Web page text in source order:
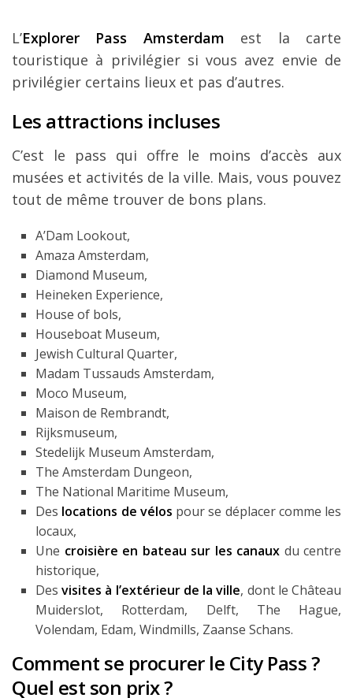
L’Explorer Pass Amsterdam est la carte
touristique à privilégier si vous avez envie de
privilégier certains lieux et pas d’autres.
Les attractions incluses
C’est le pass qui offre le moins d’accès aux
musées et activités de la ville. Mais, vous pouvez
tout de même trouver de bons plans.
A’Dam Lookout,
Amaza Amsterdam,
Diamond Museum,
Heineken Experience,
House of bols,
Houseboat Museum,
Jewish Cultural Quarter,
Madam Tussauds Amsterdam,
Moco Museum,
Maison de Rembrandt,
Rijksmuseum,
Stedelijk Museum Amsterdam,
The Amsterdam Dungeon,
The National Maritime Museum,
Des locations de vélos pour se déplacer comme les
locaux,
Une croisière en bateau sur les canaux du centre
historique,
Des visites à l’extérieur de la ville, dont le Château
Muiderslot, Rotterdam, Delft, The Hague,
Volendam, Edam, Windmills, Zaanse Schans.
Comment se procurer le City Pass ?
Quel est son prix ?